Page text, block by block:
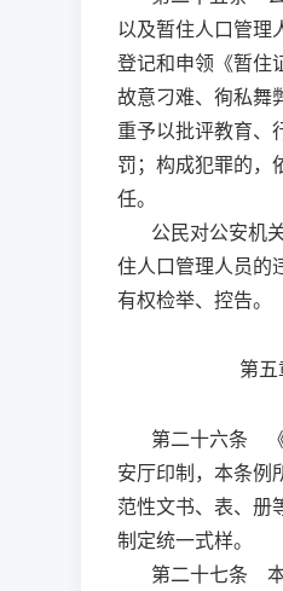
以及暂住人口管理
登记和申领《暂住
故意刁难、徇私舞
重予以批评教育、
罚；构成犯罪的，
任。
公民对公安机
住人口管理人员的
有权检举、控告。
第五
第二十六条
安厅印制，本条例
范性文书、表、册
制定统一式样。
第二十七条